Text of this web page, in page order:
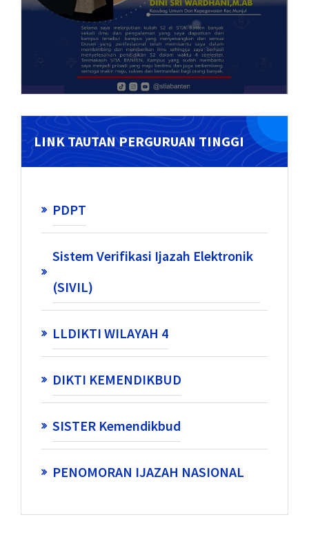
LINK TAUTAN PERGURUAN TINGGI
PDPT
Sistem Verifikasi Ijazah Elektronik
(SIVIL)
LLDIKTI WILAYAH 4
DIKTI KEMENDIKBUD
SISTER Kemendikbud
PENOMORAN IJAZAH NASIONAL